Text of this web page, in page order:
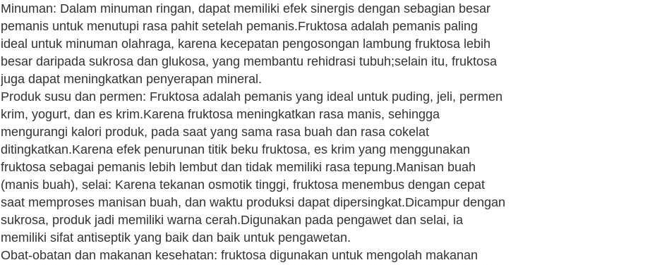
Minuman: Dalam minuman ringan, dapat memiliki efek sinergis dengan sebagian besar
pemanis untuk menutupi rasa pahit setelah pemanis.Fruktosa adalah pemanis paling
ideal untuk minuman olahraga, karena kecepatan pengosongan lambung fruktosa lebih
besar daripada sukrosa dan glukosa, yang membantu rehidrasi tubuh;selain itu, fruktosa
juga dapat meningkatkan penyerapan mineral.
Produk susu dan permen: Fruktosa adalah pemanis yang ideal untuk puding, jeli, permen
krim, yogurt, dan es krim.Karena fruktosa meningkatkan rasa manis, sehingga
mengurangi kalori produk, pada saat yang sama rasa buah dan rasa cokelat
ditingkatkan.Karena efek penurunan titik beku fruktosa, es krim yang menggunakan
fruktosa sebagai pemanis lebih lembut dan tidak memiliki rasa tepung.Manisan buah
(manis buah), selai: Karena tekanan osmotik tinggi, fruktosa menembus dengan cepat
saat memproses manisan buah, dan waktu produksi dapat dipersingkat.Dicampur dengan
sukrosa, produk jadi memiliki warna cerah.Digunakan pada pengawet dan selai, ia
memiliki sifat antiseptik yang baik dan baik untuk pengawetan.
Obat-obatan dan makanan kesehatan: fruktosa digunakan untuk mengolah makanan